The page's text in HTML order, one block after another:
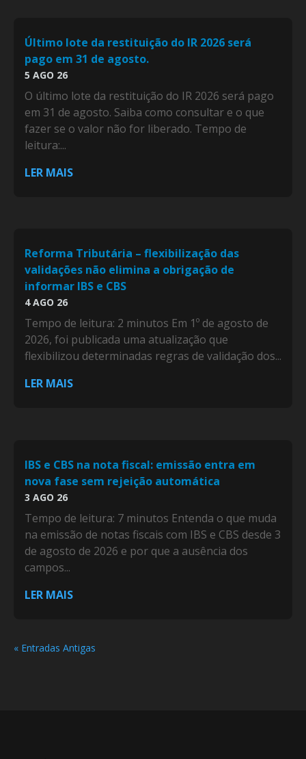
Último lote da restituição do IR 2026 será
pago em 31 de agosto.
5 AGO 26
O último lote da restituição do IR 2026 será pago
em 31 de agosto. Saiba como consultar e o que
fazer se o valor não for liberado. Tempo de
leitura:...
LER MAIS
Reforma Tributária – flexibilização das
validações não elimina a obrigação de
informar IBS e CBS
4 AGO 26
Tempo de leitura: 2 minutos Em 1º de agosto de
2026, foi publicada uma atualização que
flexibilizou determinadas regras de validação dos...
LER MAIS
IBS e CBS na nota fiscal: emissão entra em
nova fase sem rejeição automática
3 AGO 26
Tempo de leitura: 7 minutos Entenda o que muda
na emissão de notas fiscais com IBS e CBS desde 3
de agosto de 2026 e por que a ausência dos
campos...
LER MAIS
« Entradas Antigas